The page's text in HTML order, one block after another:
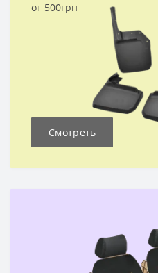
от 500грн
Смотреть